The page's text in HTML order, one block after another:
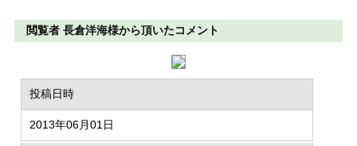
閲覧者 長倉洋海様から頂いたコメント
投稿日時
2013年06月01日